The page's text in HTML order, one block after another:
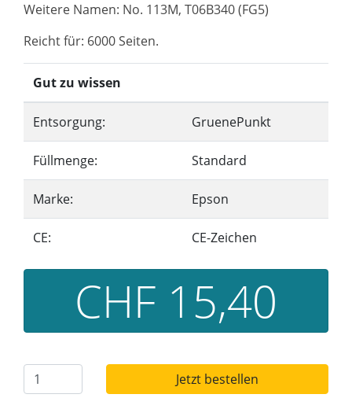
Weitere Namen: No. 113M, T06B340 (FG5)
Reicht für: 6000 Seiten.
Gut zu wissen
Entsorgung: GruenePunkt
Füllmenge: Standard
Marke: Epson
CE: CE-Zeichen
CHF 15,40
Jetzt bestellen